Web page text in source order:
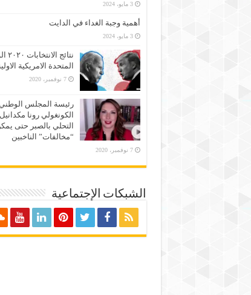
3 مايو، 2024
أهمية وجبة الغداء في الدايت
3 مايو، 2024
المتحدة الامريكية
7 نوفمبر، 2020
رئيسة المجلس الوطني
الكونغولي رونا
التحلي بالصبر حتى
“مخالفات” الناخبين
7 نوفمبر، 2020
الشبكات الإجتماعية